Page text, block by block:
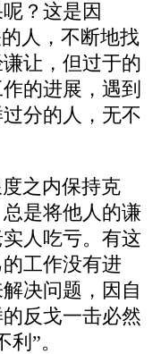
？这是因
人，不断地找
让，但过于的
的进展，遇到
分的人，无不
之内保持克
是将他人的谦
人吃亏。有这
工作没有进
决问题，因自
反戈一击必然
”。